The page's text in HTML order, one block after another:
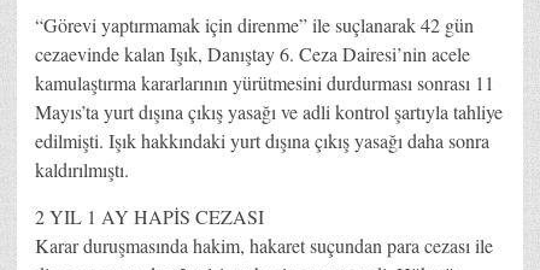
“Görevi yaptırmamak için direnme” ile suçlanarak 42 gün
cezaevinde kalan Işık, Danıştay 6. Ceza Dairesi’nin acele
kamulaştırma kararlarının yürütmesini durdurması sonrası 11
Mayıs’ta yurt dışına çıkış yasağı ve adli kontrol şartıyla tahliye
edilmişti. Işık hakkındaki yurt dışına çıkış yasağı daha sonra
kaldırılmıştı.
2 YIL 1 AY HAPİS CEZASI
Karar duruşmasında hakim, hakaret suçundan para cezası ile